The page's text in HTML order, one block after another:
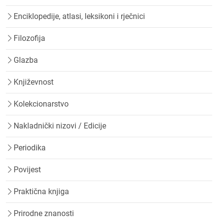
Enciklopedije, atlasi, leksikoni i rječnici
Filozofija
Glazba
Književnost
Kolekcionarstvo
Nakladnički nizovi / Edicije
Periodika
Povijest
Praktična knjiga
Prirodne znanosti